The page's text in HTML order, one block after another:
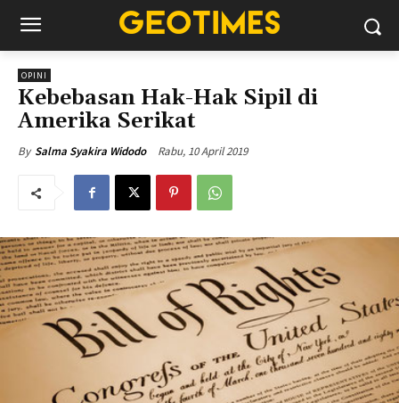
OPINI
Kebebasan Hak-Hak Sipil di
Amerika Serikat
By Salma Syakira Widodo Rabu, 10 April 2019